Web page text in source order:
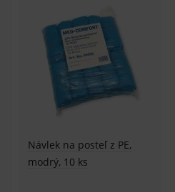
Návlek na posteľ z PE,
modrý, 10 ks